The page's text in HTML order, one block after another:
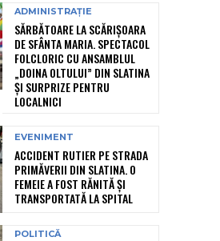
ADMINISTRAȚIE
SĂRBĂTOARE LA SCĂRIȘOARA
DE SFÂNTA MARIA. SPECTACOL
FOLCLORIC CU ANSAMBLUL
„DOINA OLTULUI” DIN SLATINA
ȘI SURPRIZE PENTRU
LOCALNICI
EVENIMENT
ACCIDENT RUTIER PE STRADA
PRIMĂVERII DIN SLATINA. O
FEMEIE A FOST RĂNITĂ ȘI
TRANSPORTATĂ LA SPITAL
POLITICĂ